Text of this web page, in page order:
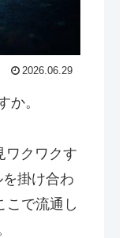
2026.06.29
。
ワクワクす
掛け合わ
こで流通し